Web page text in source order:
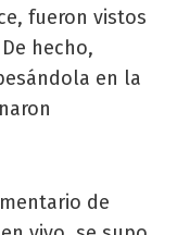
fueron vistos
hecho,
en la
de